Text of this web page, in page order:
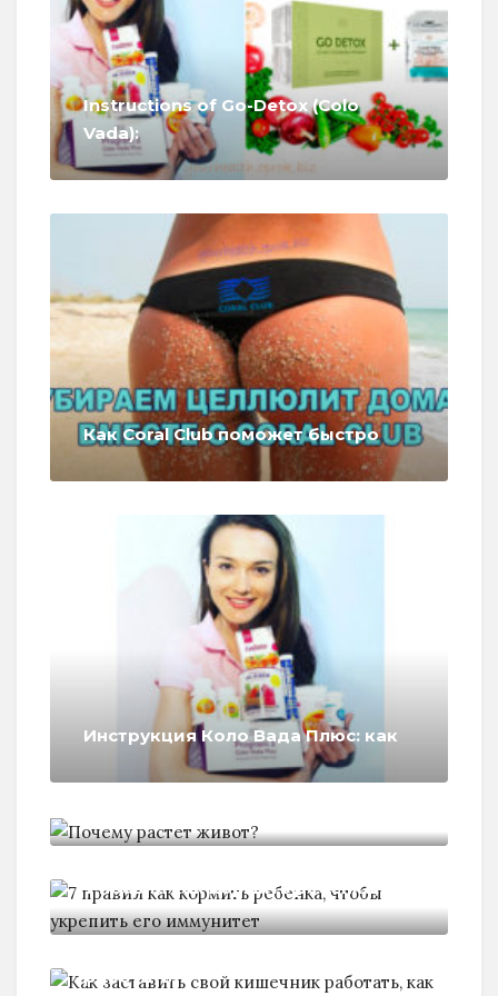
Instructions of Go-Detox (Colo
Vada):
Как Coral Club поможет быстро
Инструкция Коло Вада Плюс: как
7 правил как кормить ребенка,
работать,